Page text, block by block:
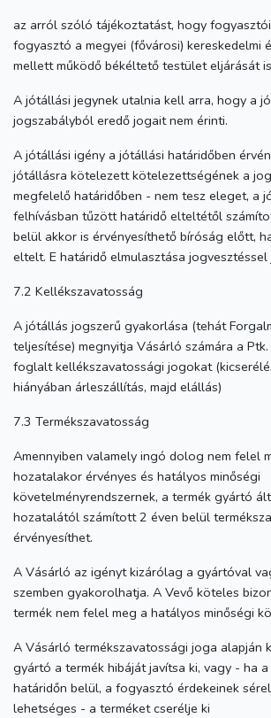
az arról szóló tájékoztatást, hogy
fogyasztó a megyei (fővárosi) kereskedelmi
mellett működő békéltető testület eljárását
A jótállási jegynek utalnia kell arra, hogy a
jogszabályból eredő jogait nem érinti.
A jótállási igény a jótállási határidőben
jótállásra kötelezett kötelezettségének a
megfelelő határidőben - nem tesz eleget, a
felhívásban tűzött határidő elteltétől
belül akkor is érvényesíthető bíróság előtt,
eltelt. E határidő elmulasztása jogvesztéssel
7.2 Kellékszavatosság
A jótállás jogszerű gyakorlása (tehát
teljesítése) megnyitja Vásárló számára a
foglalt kellékszavatossági jogokat
hiányában árleszállítás, majd elállás)
7.3 Termékszavatosság
Amennyiben valamely ingó dolog nem felel
hozatalakor érvényes és hatályos minőségi
követelményrendszernek, a termék gyártó
hozatalától számított 2 éven belül
érvényesíthet.
A Vásárló az igényt kizárólag a gyártóval
szemben gyakorolhatja. A Vevő köteles
termék nem felel meg a hatályos minőségi
A Vásárló termékszavatossági joga alapján
gyártó a termék hibáját javítsa ki, vagy - ha
határidőn belül, a fogyasztó érdekeinek
lehetséges - a terméket cserélje ki